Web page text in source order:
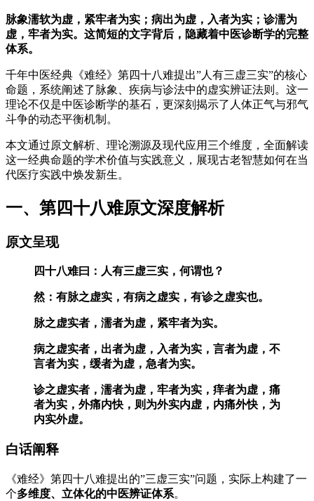
脉象濡软为虚，紧牢者为实；病出为虚，入者为实；诊濡为
虚，牢者为实。这简短的文字背后，隐藏着中医诊断学的完整
体系。
千年中医经典《难经》第四十八难提出”人有三虚三实”的核心
命题，系统阐述了脉象、疾病与诊法中的虚实辨证法则。这一
理论不仅是中医诊断学的基石，更深刻揭示了人体正气与邪气
斗争的动态平衡机制。
本文通过原文解析、理论溯源及现代应用三个维度，全面解读
这一经典命题的学术价值与实践意义，展现古老智慧如何在当
代医疗实践中焕发新生。
一、第四十八难原文深度解析
原文呈现
四十八难曰：人有三虚三实，何谓也？
然：有脉之虚实，有病之虚实，有诊之虚实也。
脉之虚实者，濡者为虚，紧牢者为实。
病之虚实者，出者为虚，入者为实，言者为虚，不
言者为实，缓者为虚，急者为实。
诊之虚实者，濡者为虚，牢者为实，痒者为虚，痛
者为实，外痛内快，则为外实内虚，内痛外快，为
内实外虚。
白话阐释
《难经》第四十八难提出的”三虚三实”问题，实际上构建了一
个多维度、立体化的中医辨证体系。